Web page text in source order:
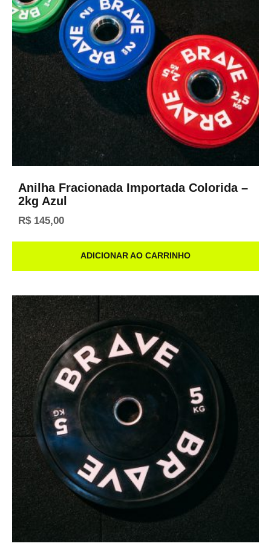
Anilha Fracionada Importada Colorida –
2kg Azul
R$145,00
ADICIONAR AO CARRINHO